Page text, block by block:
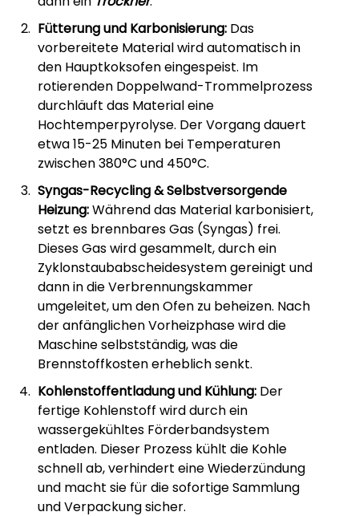
Fütterung und Karbonisierung: Das
vorbereitete Material wird automatisch in
den Hauptkoksofen eingespeist. Im
rotierenden Doppelwand-Trommelprozess
durchläuft das Material eine
Hochtemperpyrolyse. Der Vorgang dauert
etwa 15-25 Minuten bei Temperaturen
zwischen 380°C und 450°C.
Syngas-Recycling & Selbstversorgende
Heizung:Während das Material karbonisiert,
setzt es brennbares Gas (Syngas) frei.
Dieses Gas wird gesammelt, durch ein
Zyklonstaubabscheidesystem gereinigt und
dann in die Verbrennungskammer
umgeleitet, um den Ofen zu beheizen. Nach
der anfänglichen Vorheizphase wird die
Maschine selbstständig, was die
Brennstoffkosten erheblich senkt.
Kohlenstoffentladung und Kühlung: Der
fertige Kohlenstoff wird durch ein
wassergekühltes Förderbandsystem
entladen. Dieser Prozess kühlt die Kohle
schnell ab, verhindert eine Wiederzündung
und macht sie für die sofortige Sammlung
und Verpackung sicher.